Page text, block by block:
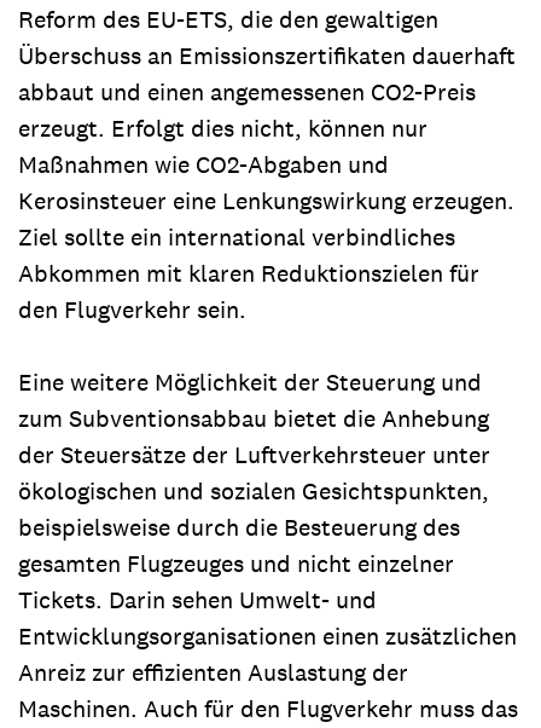
Reform des EU-ETS, die den gewaltigen
Überschuss an Emissionszertifikaten dauerhaft
abbaut und einen angemessenen CO2-Preis
erzeugt. Erfolgt dies nicht, können nur
Maßnahmen wie CO2-Abgaben und
Kerosinsteuer eine Lenkungswirkung erzeugen.
Ziel sollte ein international verbindliches
Abkommen mit klaren Reduktionszielen für
den Flugverkehr sein.
Eine weitere Möglichkeit der Steuerung und
zum Subventionsabbau bietet die Anhebung
der Steuersätze der Luftverkehrsteuer unter
ökologischen und sozialen Gesichtspunkten,
beispielsweise durch die Besteuerung des
gesamten Flugzeuges und nicht einzelner
Tickets. Darin sehen Umwelt- und
Entwicklungsorganisationen einen zusätzlichen
Anreiz zur effizienten Auslastung der
Maschinen. Auch für den Flugverkehr muss das